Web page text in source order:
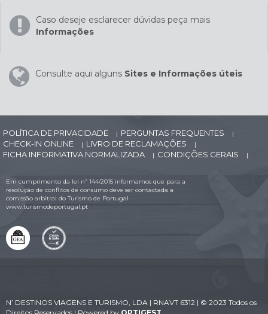
Caso deseje esclarecer dúvidas peça mais
Informações
Consulte aqui alguns Sites e Informações úteis
POLÍTICA DE PRIVACIDADE | PERGUNTAS FREQUENTES |
CHECK-IN ONLINE | LIVRO DE RECLAMAÇÕES |
FICHA INFORMATIVA NORMALIZADA | CONDIÇÕES GERAIS |
Em cumprimento da lei nº 144/2015 informamos que para a
resolução de conflitos de consumo deve ser contactada a
comissão arbitral do Turismo de Portugal
www.turismodeportugal.pt
N’ DESTINOS VIAGENS E TURISMO, LDA | RNAVT 6312 | © 2023 Todos os